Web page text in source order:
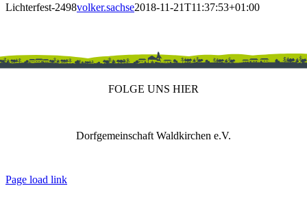
Lichterfest-2498volker.sachse2018-11-21T11:37:53+01:00
FOLGE UNS HIER
Dorfgemeinschaft Waldkirchen e.V.
Page load link